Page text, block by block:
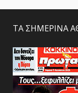
ΤΑ ΣΗΜΕΡΙΝΑ